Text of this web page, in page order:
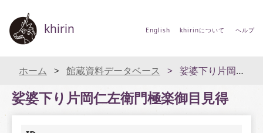
khirin English khirinについて ヘルプ
ホーム 館蔵資料データベース 娑婆下り片岡仁左衛門極楽御目見得
娑婆下り片岡仁左衛門極楽御目見得